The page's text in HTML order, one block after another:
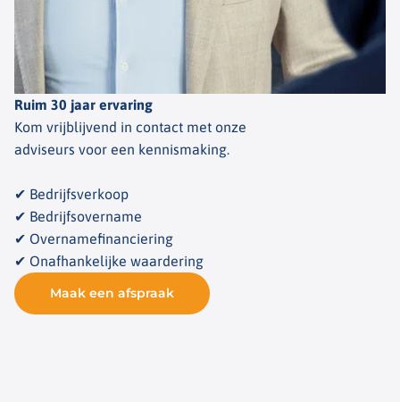
Ruim 30 jaar ervaring
Kom vrijblijvend in contact met onze
adviseurs voor een kennismaking.
✔ Bedrijfsverkoop
✔ Bedrijfsovername
✔ Overnamefinanciering
✔ Onafhankelijke waardering
Maak een afspraak